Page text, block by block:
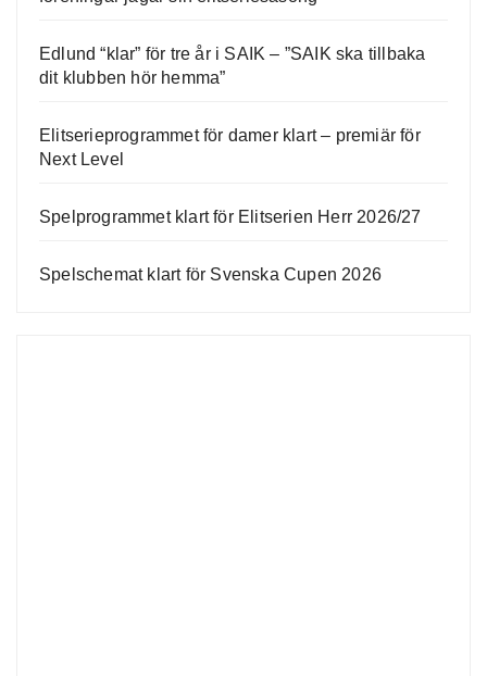
Edlund “klar” för tre år i SAIK – ”SAIK ska tillbaka
dit klubben hör hemma”
Elitserieprogrammet för damer klart – premiär för
Next Level
Spelprogrammet klart för Elitserien Herr 2026/27
Spelschemat klart för Svenska Cupen 2026